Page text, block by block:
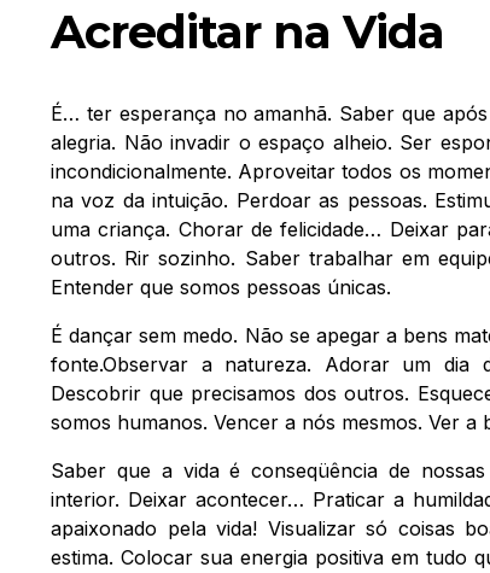
Acreditar na Vida
É… ter esperança no amanhã. Saber que
alegria. Não invadir o espaço alheio. Ser
incondicionalmente. Aproveitar todos os
na voz da intuição. Perdoar as pessoas.
uma criança. Chorar de felicidade… Deixar
outros. Rir sozinho. Saber trabalhar em
Entender que somos pessoas únicas.
É dançar sem medo. Não se apegar a bens
fonte.Observar a natureza. Adorar um dia
Descobrir que precisamos dos outros.
somos humanos. Vencer a nós mesmos. Ver a
Saber que a vida é conseqüência de
interior. Deixar acontecer… Praticar a
apaixonado pela vida! Visualizar só coisas
estima. Colocar sua energia positiva em